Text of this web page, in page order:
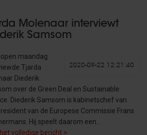
Molenaar interviewt
Samsom
2020-09-22 12:21:40
maandag
Tjarda
Diederik
over de Green Deal en Sustainable
Diederik Samsom is kabinetschef van
van de Europese Commissie Frans
Hij speelt daarom een…
het volledige bericht >